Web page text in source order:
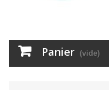
Panier (vide)